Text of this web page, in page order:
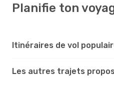
Planifie ton
Itinéraires de vol
Les autres trajets